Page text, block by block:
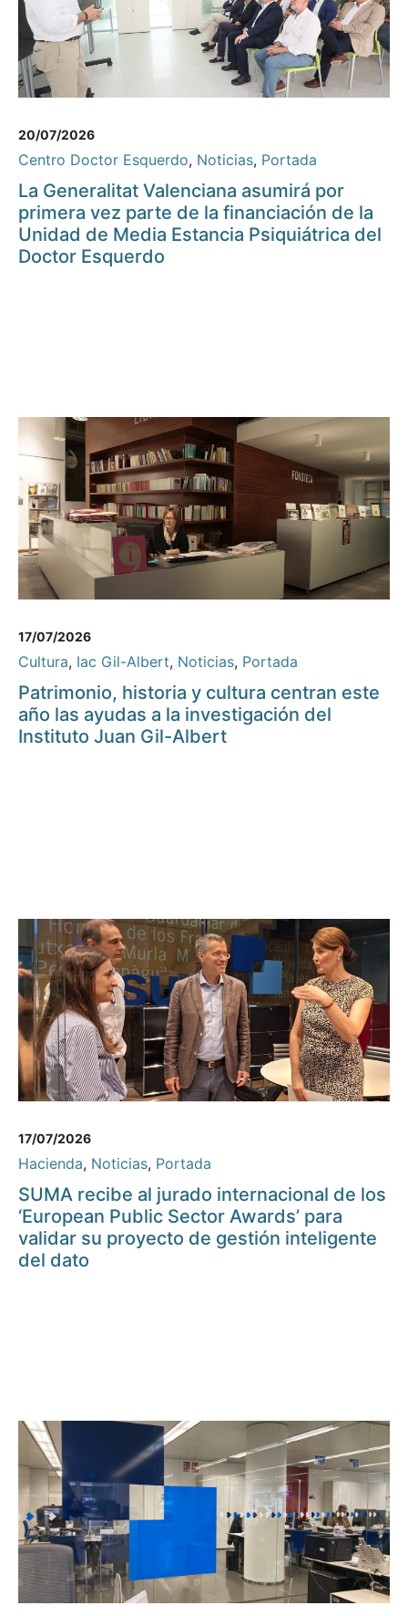
20/07/2026
Centro Doctor Esquerdo, Noticias, Portada
La Generalitat Valenciana asumirá por
primera vez parte de la financiación de la
Unidad de Media Estancia Psiquiátrica del
Doctor Esquerdo
17/07/2026
Cultura, Iac Gil-Albert, Noticias, Portada
Patrimonio, historia y cultura centran este
año las ayudas a la investigación del
Instituto Juan Gil-Albert
17/07/2026
Hacienda, Noticias, Portada
SUMA recibe al jurado internacional de los
‘European Public Sector Awards’ para
validar su proyecto de gestión inteligente
del dato